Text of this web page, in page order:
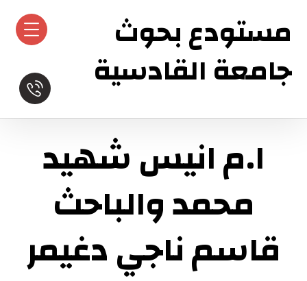
مستودع بحوث
جامعة القادسية
ا.م انيس شهيد
محمد والباحث
قاسم ناجي دغيمر